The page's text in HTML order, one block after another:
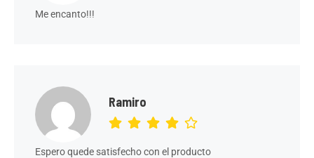
Me encanto!!!
Ramiro
Espero quede satisfecho con el producto